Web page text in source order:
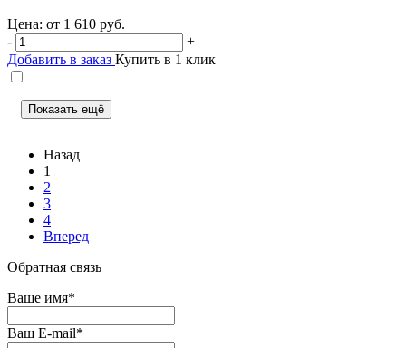
Цена: от 1 610 руб.
-
+
Добавить в заказ Купить в 1 клик
Показать ещё
Назад
1
2
3
4
Вперед
Обратная связь
Ваше имя*
Ваш E-mail*